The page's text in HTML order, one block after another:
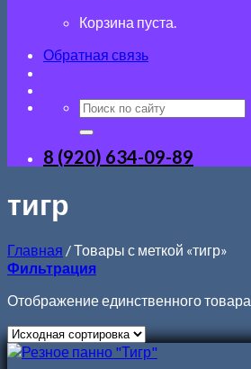
Корзина пуста.
Обратная связь
8 (920) 634-09-89
тигр
Главная /Товары с меткой «тигр»
Фильтрация
Отображение единственного товара